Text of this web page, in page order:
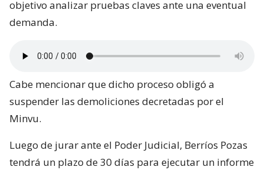
objetivo analizar pruebas claves ante una eventual
demanda.
Cabe mencionar que dicho proceso obligó a
suspender las demoliciones decretadas por el
Minvu.
Luego de jurar ante el Poder Judicial, Berríos Pozas
tendrá un plazo de 30 días para ejecutar un informe